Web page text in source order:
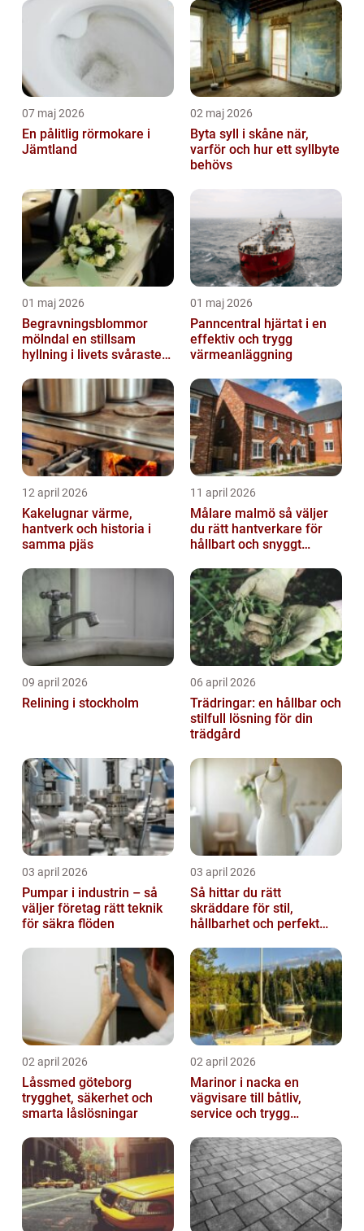
07 maj 2026
En pålitlig rörmokare i
Jämtland
02 maj 2026
Byta syll i skåne när,
varför och hur ett syllbyte
behövs
01 maj 2026
Begravningsblommor
mölndal en stillsam
hyllning i livets svåraste
01 maj 2026
Panncentral hjärtat i en
effektiv och trygg
värmeanläggning
12 april 2026
Kakelugnar värme,
hantverk och historia i
samma pjäs
11 april 2026
Målare malmö så väljer
du rätt hantverkare för
hållbart och snyggt
09 april 2026
Relining i stockholm
06 april 2026
Trädringar: en hållbar och
stilfull lösning för din
trädgård
03 april 2026
Pumpar i industrin – så
väljer företag rätt teknik
för säkra flöden
03 april 2026
Så hittar du rätt
skräddare för stil,
hållbarhet och perfekt
02 april 2026
Låssmed göteborg
trygghet, säkerhet och
smarta låslösningar
02 april 2026
Marinor i nacka en
vägvisare till båtliv,
service och trygg